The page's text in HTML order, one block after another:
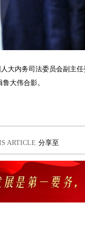
大内务司法委员会副主
大伟合影。
ARTICLE 分享至